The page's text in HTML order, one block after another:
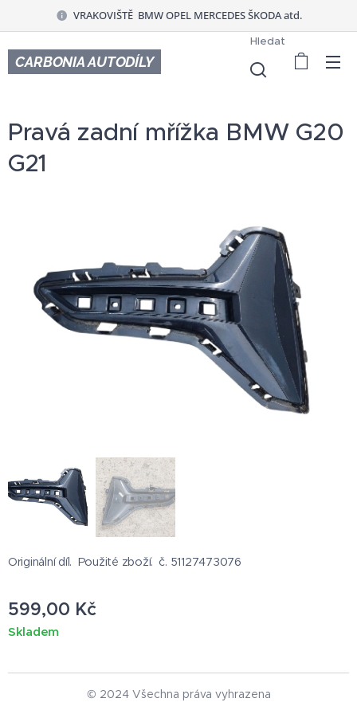
VRAKOVIŠTĚ BMW OPEL MERCEDES ŠKODA atd.
CARBONIA AUTODÍLY
Hledat
Pravá zadní mřížka BMW G20
G21
Originální díl. Použité zboží. č. 51127473076
599,00 Kč
Skladem
© 2024 Všechna práva vyhrazena